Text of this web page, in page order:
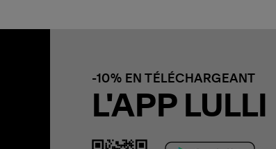
-10% EN TÉLÉCHARGEANT
L'APP LULLI